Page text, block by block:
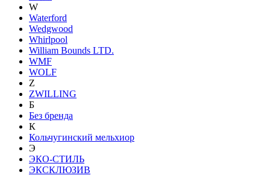
W
Waterford
Wedgwood
Whirlpool
William Bounds LTD.
WMF
WOLF
Z
ZWILLING
Б
Без бренда
К
Кольчугинский мельхиор
Э
ЭКО-СТИЛЬ
ЭКСКЛЮЗИВ